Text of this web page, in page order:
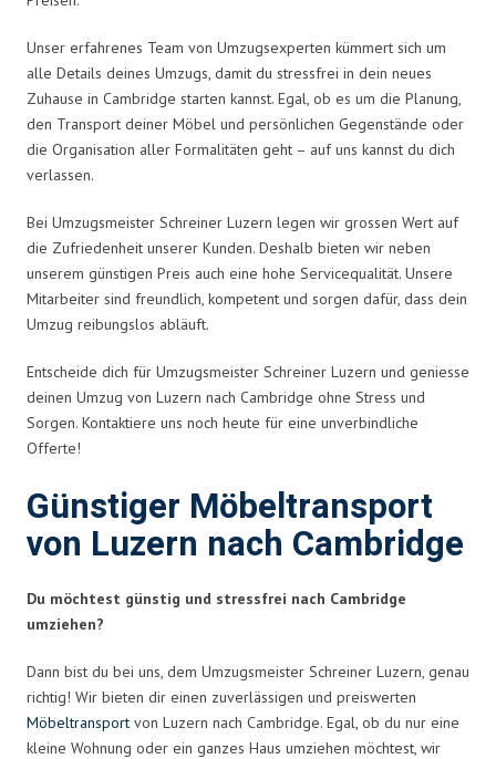
Unser erfahrenes Team von Umzugsexperten kümmert sich um
alle Details deines Umzugs, damit du stressfrei in dein neues
Zuhause in Cambridge starten kannst. Egal, ob es um die Planung,
den Transport deiner Möbel und persönlichen Gegenstände oder
die Organisation aller Formalitäten geht – auf uns kannst du dich
verlassen.
Bei Umzugsmeister Schreiner Luzern legen wir grossen Wert auf
die Zufriedenheit unserer Kunden. Deshalb bieten wir neben
unserem günstigen Preis auch eine hohe Servicequalität. Unsere
Mitarbeiter sind freundlich, kompetent und sorgen dafür, dass dein
Umzug reibungslos abläuft.
Entscheide dich für Umzugsmeister Schreiner Luzern und geniesse
deinen Umzug von Luzern nach Cambridge ohne Stress und
Sorgen. Kontaktiere uns noch heute für eine unverbindliche
Offerte!
Günstiger Möbeltransport
von Luzern nach Cambridge
Du möchtest günstig und stressfrei nach Cambridge
umziehen?
Dann bist du bei uns, dem Umzugsmeister Schreiner Luzern, genau
richtig! Wir bieten dir einen zuverlässigen und preiswerten
Möbeltransport von Luzern nach Cambridge. Egal, ob du nur eine
kleine Wohnung oder ein ganzes Haus umziehen möchtest, wir